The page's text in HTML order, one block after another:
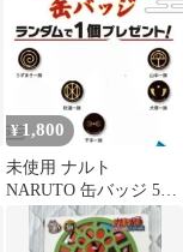
¥1,800
未使用 ナルト
NARUTO 缶バッジ 5種
セット ノベルティー 非
売品